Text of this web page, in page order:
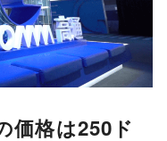
格は250ド